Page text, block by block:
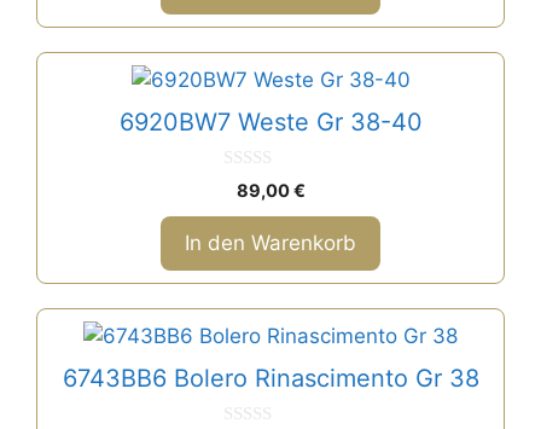
6920BW7 Weste Gr 38-40
o
n
5
89,00€
In den Warenkorb
6743BB6 Bolero Rinascimento Gr 38